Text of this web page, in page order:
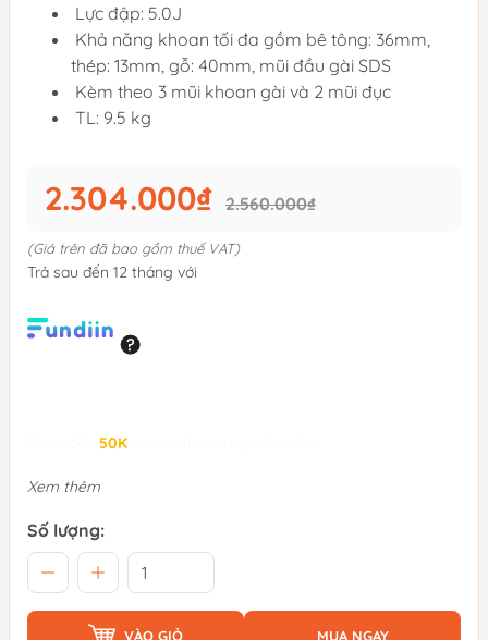
Lực đập: 5.0J
Khả năng khoan tối đa gồm bê tông: 36mm,
thép: 13mm, gỗ: 40mm, mũi đầu gài SDS
Kèm theo 3 mũi khoan gài và 2 mũi đục
TL: 9.5 kg
2.304.000₫ 2.560.000₫
(Giá trên đã bao gồm thuế VAT)
Trả sau đến 12 tháng với
50K
Xem thêm
Số lượng:
VÀO GIỎ MUA NGAY